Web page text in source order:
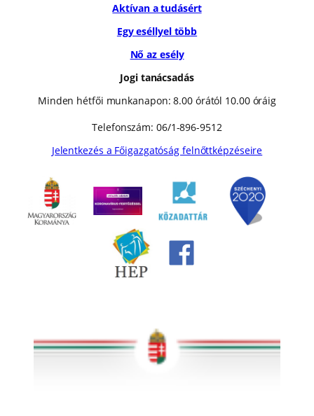
Aktívan a tudásért
Egy eséllyel több
Nő az esély
Jogi tanácsadás
Minden hétfői munkanapon: 8.00 órától 10.00 óráig
Telefonszám: 06/1-896-9512
Jelentkezés a Főigazgatóság felnőttképzéseire